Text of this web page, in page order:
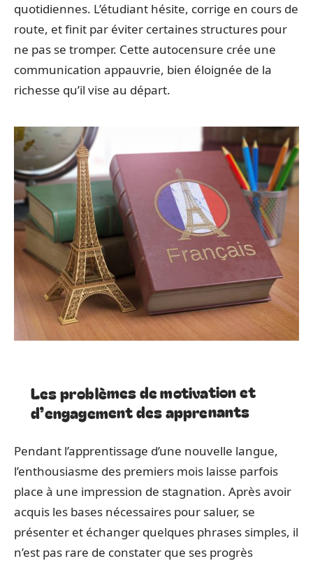
quotidiennes. L’étudiant hésite, corrige en cours de
route, et finit par éviter certaines structures pour
ne pas se tromper. Cette autocensure crée une
communication appauvrie, bien éloignée de la
richesse qu’il vise au départ.
Les problèmes de motivation et
d’engagement des apprenants
Pendant l’apprentissage d’une nouvelle langue,
l’enthousiasme des premiers mois laisse parfois
place à une impression de stagnation. Après avoir
acquis les bases nécessaires pour saluer, se
présenter et échanger quelques phrases simples, il
n’est pas rare de constater que ses progrès